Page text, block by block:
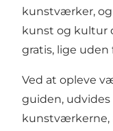
kunstværker,
kunst og kultur
gratis, lige
Ved at opleve
guiden,
kunstværkerne,